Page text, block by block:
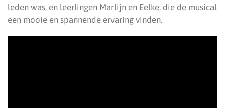
leden was, en leerlingen Marlijn en Eelke, die de musical
een mooie en spannende ervaring vinden.